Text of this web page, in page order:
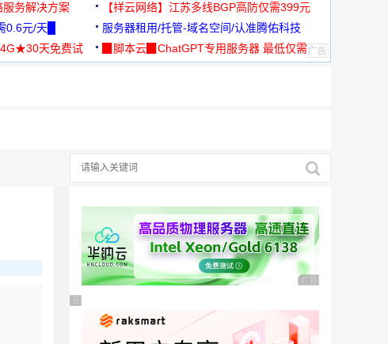
用★
务解决方案
【祥云网络】江苏多线BGP高防仅需399元
0.6元/天█
服务器租用/托管-域名空间/认准腾佑科技
天免费试
▉脚本云▉ChatGPT专用服务器 最低仅需
广告 商业广告，理性
广告 商业广告，理性选择